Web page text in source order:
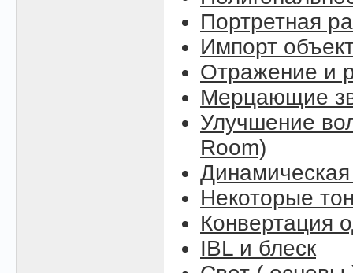
Портретная
Импорт
Отражение и
Мерцающие
Улучшение
Room)
Некоторые
Конвертация
IBL и блеск